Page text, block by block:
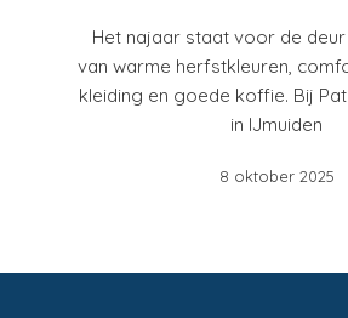
Het najaar staat voor de deur
van warme herfstkleuren,
kleiding en goede koffie. Bij
in IJmuiden
8 oktober 2025